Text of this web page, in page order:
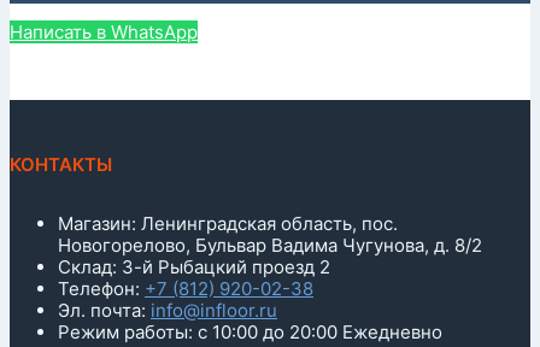
Написать в WhatsApp
КОНТАКТЫ
Магазин: Ленинградская область, пос.
Новогорелово, Бульвар Вадима Чугунова, д. 8/2
Склад: 3-й Рыбацкий проезд 2
Телефон: +7 (812) 920-02-38
Эл. почта: info@infloor.ru
Режим работы: с 10:00 до 20:00 Ежедневно